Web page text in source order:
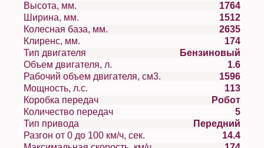
Высота, мм.
1764
Ширина, мм.
1512
Колесная база, мм.
2635
Клиренс, мм.
174
Тип двигателя
Бензиновый
Объем двигателя, л.
1.6
Рабочий объем двигателя, см3.
1596
Мощность, л.с.
113
Коробка передач
Робот
Количество передач
5
Тип привода
Передний
Разгон от 0 до 100 км/ч, сек.
14.4